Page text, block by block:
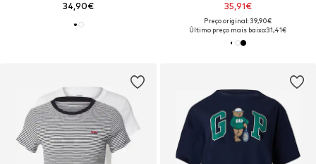
34,90€ 35,91€
Preço original: 39,90€
Último preço mais baixo:31,41€